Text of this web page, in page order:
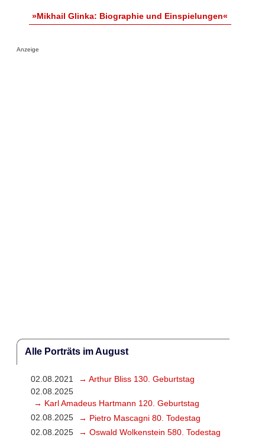
»Mikhail Glinka: Biographie und Einspielungen«
Anzeige
Alle Porträts im August
02.08.2021
→ Arthur Bliss 130. Geburtstag
02.08.2025
→ Karl Amadeus Hartmann 120. Geburtstag
02.08.2025
→ Pietro Mascagni 80. Todestag
02.08.2025
→ Oswald Wolkenstein 580. Todestag